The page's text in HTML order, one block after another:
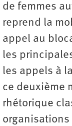
de femmes
reprend la
appel au
les
les appels à
ce deuxième
rhétorique